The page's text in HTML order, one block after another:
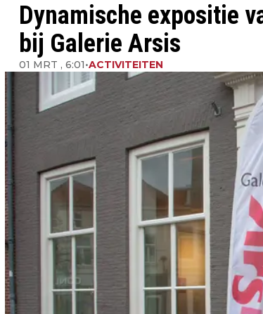
Dynamische expositie
bij Galerie Arsis
01 MRT , 6:01•ACTIVITEITEN